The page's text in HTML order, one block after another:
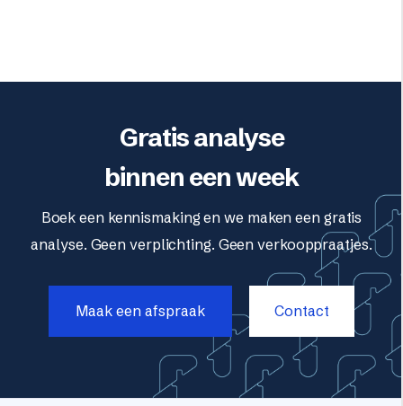
Gratis analyse
binnen een week
Boek een kennismaking en we maken een gratis
analyse. Geen verplichting. Geen verkooppraatjes.
Maak een afspraak Contact